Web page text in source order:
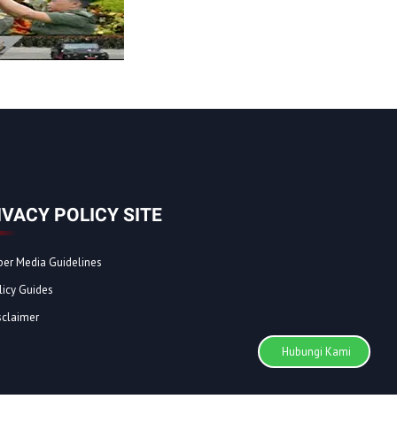
POLICY SITE
Media Guidelines
Guides
Hubungi Kami